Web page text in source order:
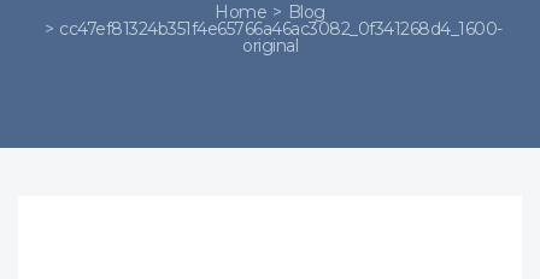
Home Blog
cc47ef81324b351f4e65766a46ac3082_0f341268d4_1600-
original